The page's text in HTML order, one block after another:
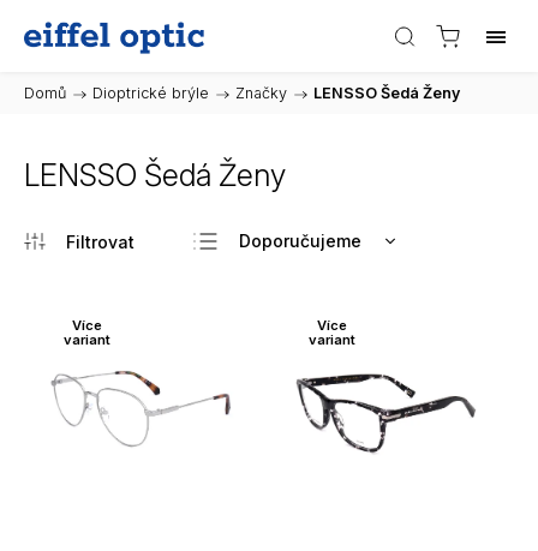
Domů / Dioptrické brýle / Značky / LENSSO Šedá Ženy
LENSSO Šedá Ženy
Doporučujeme
Nejdražší
Abecedně
Více
variant
Více
variant